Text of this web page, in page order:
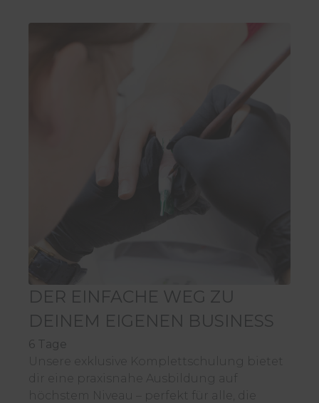
DER EINFACHE WEG ZU
DEINEM EIGENEN BUSINESS
6 Tage
Unsere exklusive Komplettschulung bietet
dir eine praxisnahe Ausbildung auf
höchstem Niveau – perfekt für alle, die